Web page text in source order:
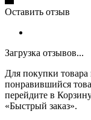
Оставить отзыв
Загрузка отзывов...
Для покупки
понравившийся
перейдите в
«Быстрый заказ».